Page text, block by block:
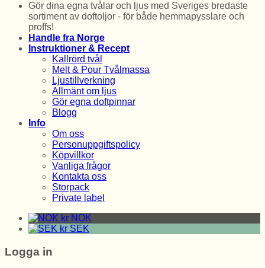
Gör dina egna tvålar och ljus med Sveriges bredaste
sortiment av doftoljor - för både hemmapysslare och
proffs!
Handle fra Norge
Instruktioner & Recept
Kallrörd tvål
Melt & Pour Tvålmassa
Ljustillverkning
Allmänt om ljus
Gör egna doftpinnar
Blogg
Info
Om oss
Personuppgiftspolicy
Köpvillkor
Vanliga frågor
Kontakta oss
Storpack
Private label
kr NOK
kr SEK
Logga in